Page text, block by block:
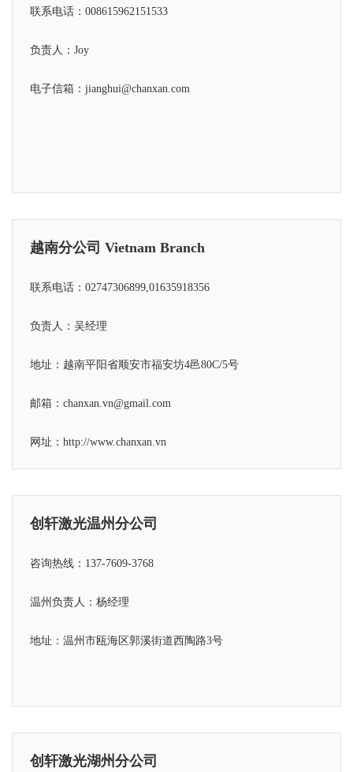
联系电话：008615962151533
负责人：Joy
电子信箱：jianghui@chanxan.com
越南分公司 Vietnam Branch
联系电话：02747306899,01635918356
负责人：吴经理
地址：越南平阳省顺安市福安坊4邑80C/5号
邮箱：chanxan.vn@gmail.com
网址：http://www.chanxan.vn
创轩激光温州分公司
咨询热线：137-7609-3768
温州负责人：杨经理
地址：温州市瓯海区郭溪街道西陶路3号
创轩激光湖州分公司